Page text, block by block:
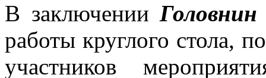
В заключении
работы круглого стола,
участников